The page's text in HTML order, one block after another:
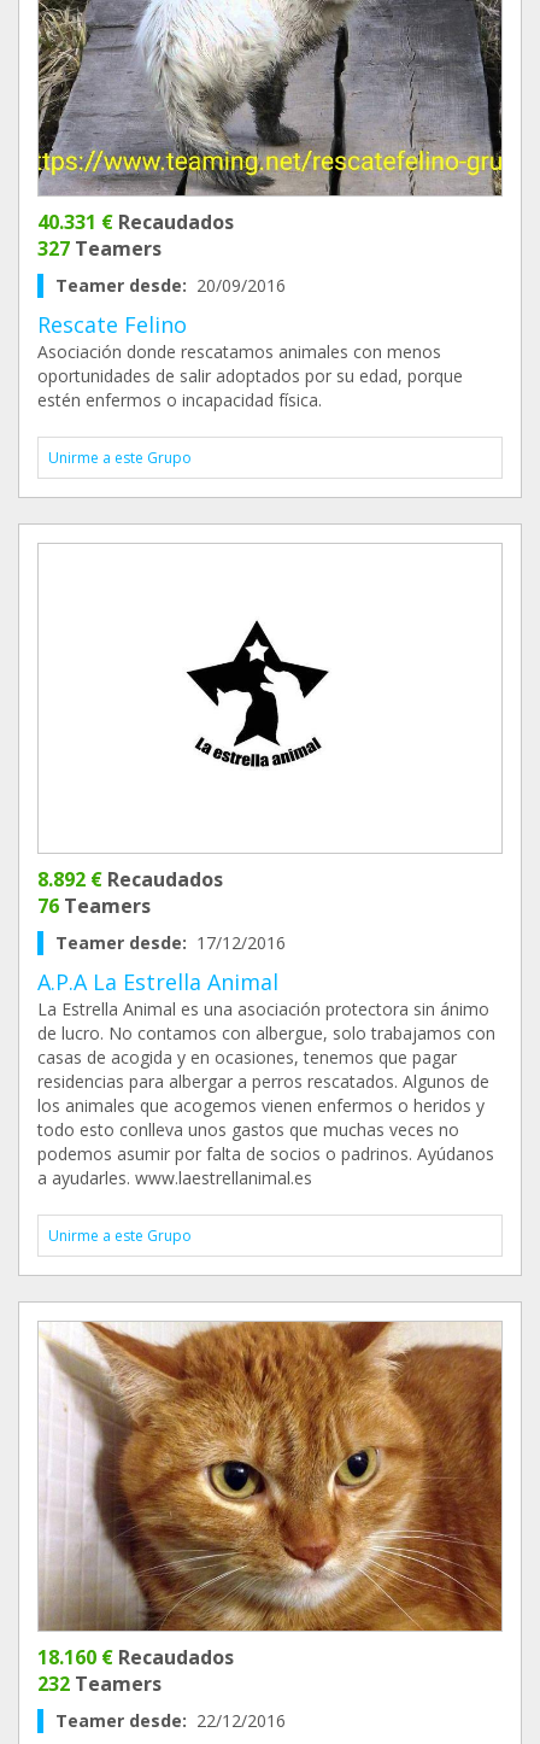
40.331 € Recaudados
327 Teamers
Teamer desde: 20/09/2016
Rescate Felino
Asociación donde rescatamos animales con menos
oportunidades de salir adoptados por su edad, porque
estén enfermos o incapacidad física.
Unirme a este Grupo
8.892 € Recaudados
76 Teamers
Teamer desde: 17/12/2016
A.P.A La Estrella Animal
La Estrella Animal es una asociación protectora sin ánimo
de lucro. No contamos con albergue, solo trabajamos con
casas de acogida y en ocasiones, tenemos que pagar
residencias para albergar a perros rescatados. Algunos de
los animales que acogemos vienen enfermos o heridos y
todo esto conlleva unos gastos que muchas veces no
podemos asumir por falta de socios o padrinos. Ayúdanos
a ayudarles. www.laestrellanimal.es
Unirme a este Grupo
18.160 € Recaudados
232 Teamers
Teamer desde: 22/12/2016